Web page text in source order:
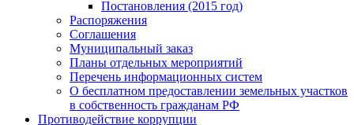
Постановления (2015 год)
Распоряжения
Соглашения
Муниципальный заказ
Планы отдельных мероприятий
Перечень информационных систем
О бесплатном предоставлении земельных участков
в собственность гражданам РФ
Противодействие коррупции